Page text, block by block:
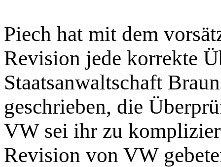
Piech hat mit dem
Revision jede korrekte
Staatsanwaltschaft
geschrieben, die
VW sei ihr zu
Revision von VW